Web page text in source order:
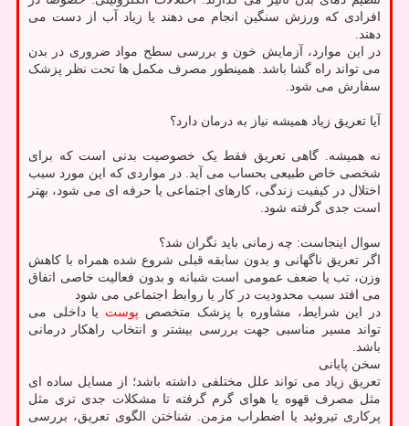
افرادی که ورزش سنگین انجام می دهند یا زیاد آب از دست می
دهند.
در این موارد، آزمایش خون و بررسی سطح مواد ضروری در بدن
می تواند راه گشا باشد. همینطور مصرف مکمل ها تحت نظر پزشک
سفارش می شود.
آیا تعریق زیاد همیشه نیاز به درمان دارد؟
نه همیشه. گاهی تعریق فقط یک خصوصیت بدنی است که برای
شخصی خاص طبیعی بحساب می آید. در مواردی که این مورد سبب
اختلال در کیفیت زندگی، کارهای اجتماعی یا حرفه ای می شود، بهتر
است جدی گرفته شود.
سوال اینجاست: چه زمانی باید نگران شد؟
اگر تعریق ناگهانی و بدون سابقه قبلی شروع شده همراه با کاهش
وزن، تب یا ضعف عمومی است شبانه و بدون فعالیت خاصی اتفاق
می افتد سبب محدودیت در کار یا روابط اجتماعی می شود
در این شرایط، مشاوره با پزشک متخصص پوست یا داخلی می
تواند مسیر مناسبی جهت بررسی بیشتر و انتخاب راهکار درمانی
باشد.
سخن پایانی
تعریق زیاد می تواند علل مختلفی داشته باشد؛ از مسایل ساده ای
مثل مصرف قهوه یا هوای گرم گرفته تا مشکلات جدی تری مثل
پرکاری تیروئید یا اضطراب مزمن. شناختن الگوی تعریق، بررسی